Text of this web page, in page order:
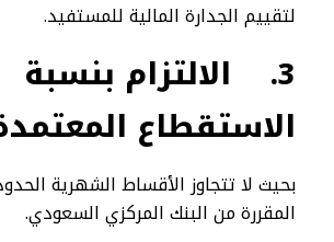
لتقييم الجدارة المالية للمستفيد.
3.
الالتزام بنسبة
الاستقطاع
بحيث لا تتجاوز الأقساط الشهرية
المقررة من البنك المركزي السعودي.